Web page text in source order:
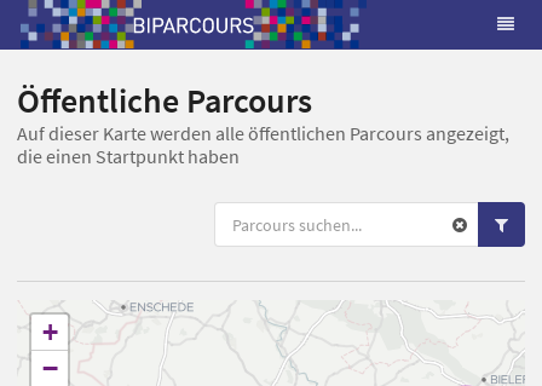
Öffentliche Parcours
Auf dieser Karte werden alle öffentlichen Parcours angezeigt,
die einen Startpunkt haben
+
−